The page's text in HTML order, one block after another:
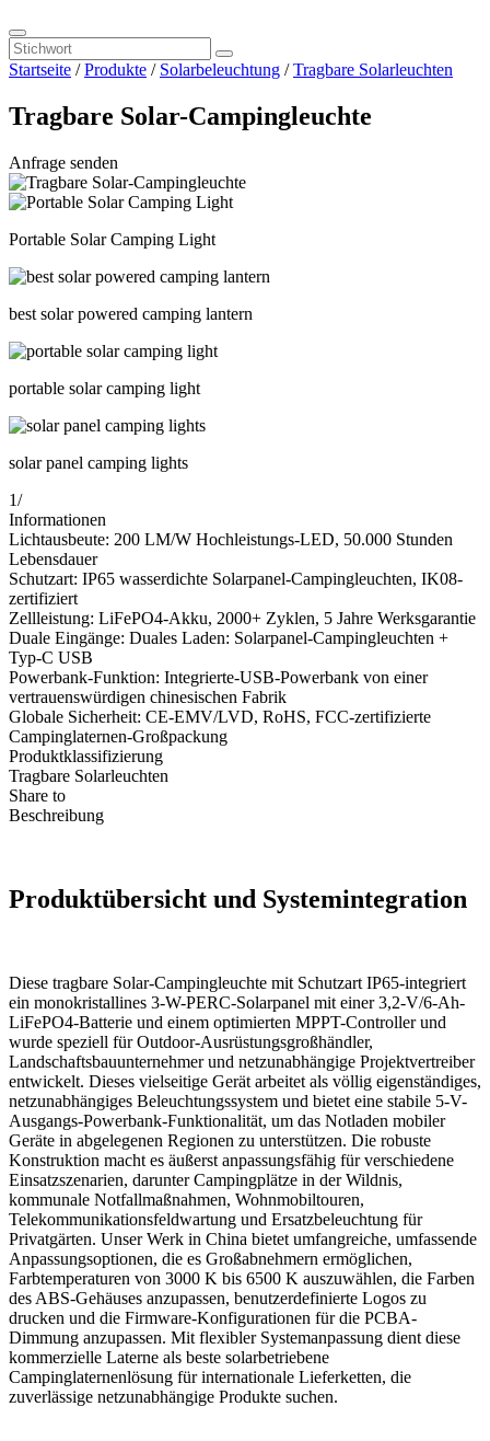
Startseite /Produkte / Solarbeleuchtung /Tragbare Solarleuchten
Tragbare Solar-Campingleuchte
Anfrage senden
Portable Solar Camping Light
best solar powered camping lantern
portable solar camping light
solar panel camping lights
1/
Informationen
Lichtausbeute: 200 LM/W Hochleistungs-LED, 50.000 Stunden
Lebensdauer
Schutzart: IP65 wasserdichte Solarpanel-Campingleuchten, IK08-
zertifiziert
Zellleistung: LiFePO4-Akku, 2000+ Zyklen, 5 Jahre Werksgarantie
Duale Eingänge: Duales Laden: Solarpanel-Campingleuchten +
Typ-C USB
Powerbank-Funktion: Integrierte-USB-Powerbank von einer
vertrauenswürdigen chinesischen Fabrik
Globale Sicherheit: CE-EMV/LVD, RoHS, FCC-zertifizierte
Campinglaternen-Großpackung
Produktklassifizierung
Tragbare Solarleuchten
Share to
Beschreibung
Produktübersicht und Systemintegration
Diese tragbare Solar-Campingleuchte mit Schutzart IP65-integriert
ein monokristallines 3-W-PERC-Solarpanel mit einer 3,2-V/6-Ah-
LiFePO4-Batterie und einem optimierten MPPT-Controller und
wurde speziell für Outdoor-Ausrüstungsgroßhändler,
Landschaftsbauunternehmer und netzunabhängige Projektvertreiber
entwickelt. Dieses vielseitige Gerät arbeitet als völlig eigenständiges,
netzunabhängiges Beleuchtungssystem und bietet eine stabile 5-V-
Ausgangs-Powerbank-Funktionalität, um das Notladen mobiler
Geräte in abgelegenen Regionen zu unterstützen. Die robuste
Konstruktion macht es äußerst anpassungsfähig für verschiedene
Einsatzszenarien, darunter Campingplätze in der Wildnis,
kommunale Notfallmaßnahmen, Wohnmobiltouren,
Telekommunikationsfeldwartung und Ersatzbeleuchtung für
Privatgärten. Unser Werk in China bietet umfangreiche, umfassende
Anpassungsoptionen, die es Großabnehmern ermöglichen,
Farbtemperaturen von 3000 K bis 6500 K auszuwählen, die Farben
des ABS-Gehäuses anzupassen, benutzerdefinierte Logos zu
drucken und die Firmware-Konfigurationen für die PCBA-
Dimmung anzupassen. Mit flexibler Systemanpassung dient diese
kommerzielle Laterne als beste solarbetriebene
Campinglaternenlösung für internationale Lieferketten, die
zuverlässige netzunabhängige Produkte suchen.